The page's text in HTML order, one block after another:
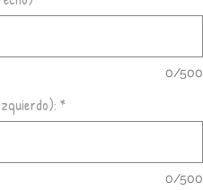
0/500
*
0/500